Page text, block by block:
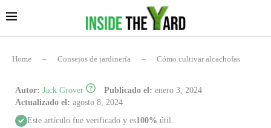
Home – Consejos de jardinería – Cómo cultivar alcachofas
Autor: Jack Grover Publicado el: enero 3, 2024
Actualizado el: agosto 8, 2024
Este artículo fue verificado y es100% útil.